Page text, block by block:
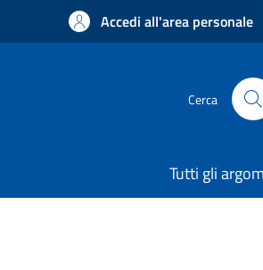
Accedi all'area personale
Cerca
Tutti gli